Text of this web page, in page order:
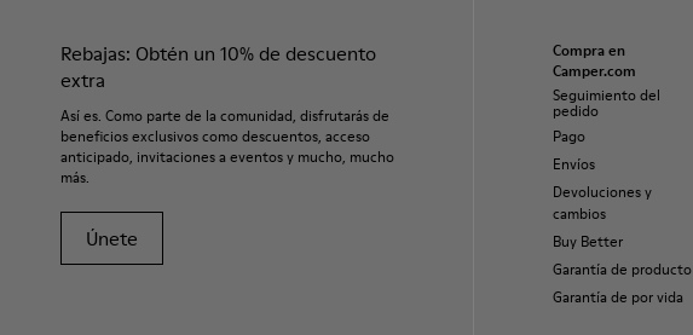
Rebajas: Obtén un 10% de descuento
extra
Así es. Como parte de la comunidad, disfrutarás de
beneficios exclusivos como descuentos, acceso
anticipado, invitaciones a eventos y mucho, mucho
más.
Únete
Compra en
Camper.com
Seguimiento del
pedido
Pago
Envíos
Devoluciones y
cambios
Buy Better
Garantía de producto
Garantía de por vida